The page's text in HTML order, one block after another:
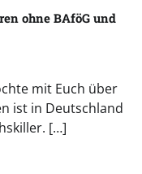
ohne BAföG und
mit Euch über
ist in Deutschland
[…]